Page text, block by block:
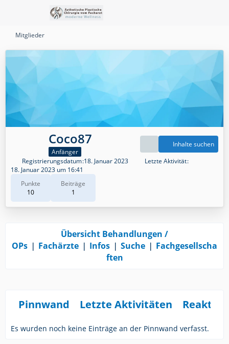
Mitglieder
Coco87
Anfänger
Punkte
10
Beiträge
1
Inhalte suchen
Registrierungsdatum 18. Januar 2023
Letzte Aktivität
18. Januar 2023 um 16:41
Übersicht Behandlungen /
OPs ❘ Fachärzte ❘ Infos ❘ Suche ❘ Fachgesellscha
ften
Pinnwand Letzte Aktivitäten
Es wurden noch keine Einträge an der Pinnwand verfasst.